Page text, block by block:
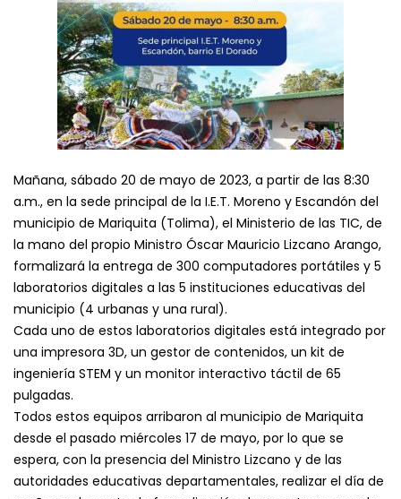
Mañana, sábado 20 de mayo de 2023, a partir de las 8:30
a.m., en la sede principal de la I.E.T. Moreno y Escandón del
municipio de Mariquita (Tolima), el Ministerio de las TIC, de
la mano del propio Ministro Óscar Mauricio Lizcano Arango,
formalizará la entrega de 300 computadores portátiles y 5
laboratorios digitales a las 5 instituciones educativas del
municipio (4 urbanas y una rural).
Cada uno de estos laboratorios digitales está integrado por
una impresora 3D, un gestor de contenidos, un kit de
ingeniería STEM y un monitor interactivo táctil de 65
pulgadas.
Todos estos equipos arribaron al municipio de Mariquita
desde el pasado miércoles 17 de mayo, por lo que se
espera, con la presencia del Ministro Lizcano y de las
autoridades educativas departamentales, realizar el día de